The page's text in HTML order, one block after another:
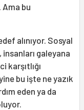
Ama bu
alınıyor. Sosyal
insanları galeyana
karşıtlığı
bu işte ne yazık
eden ya da